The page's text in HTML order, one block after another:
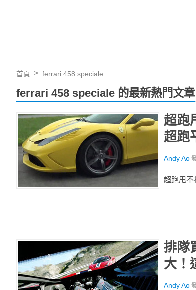
首頁 ferrari 458 speciale
ferrari 458 speciale 的最新熱門文章
超跑
超跑
Andy Ao
超跑甩不
排隊
大！
Andy Ao